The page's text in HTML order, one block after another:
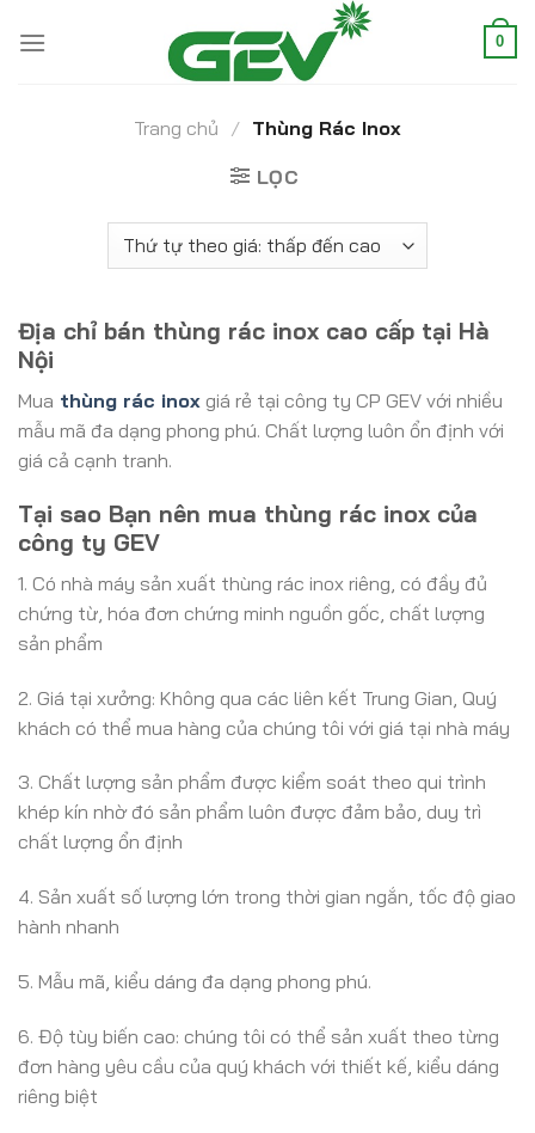
0
Trang chủ / Thùng Rác Inox
LỌC
Địa chỉ bán thùng rác inox cao cấp tại Hà
Nội
Mua thùng rác inox giá rẻ tại công ty CP GEV với nhiều
mẫu mã đa dạng phong phú. Chất lượng luôn ổn định với
giá cả cạnh tranh.
Tại sao Bạn nên mua thùng rác inox của
công ty GEV
1. Có nhà máy sản xuất thùng rác inox riêng, có đầy đủ
chứng từ, hóa đơn chứng minh nguồn gốc, chất lượng
sản phẩm
2. Giá tại xưởng: Không qua các liên kết Trung Gian, Quý
khách có thể mua hàng của chúng tôi với giá tại nhà máy
3. Chất lượng sản phẩm được kiểm soát theo qui trình
khép kín nhờ đó sản phẩm luôn được đảm bảo, duy trì
chất lượng ổn định
4. Sản xuất số lượng lớn trong thời gian ngắn, tốc độ giao
hành nhanh
5. Mẫu mã, kiểu dáng đa dạng phong phú.
6. Độ tùy biến cao: chúng tôi có thể sản xuất theo từng
đơn hàng yêu cầu của quý khách với thiết kế, kiểu dáng
riêng biệt